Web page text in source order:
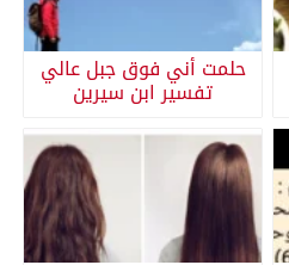
حلمت أني فوق جبل عالي
تفسير ابن سيرين